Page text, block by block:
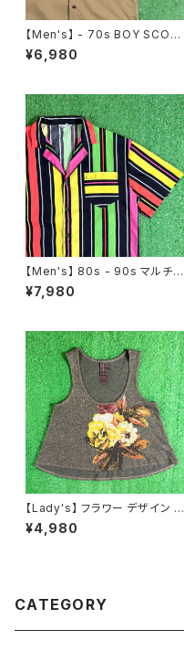
【Men's】 - 70s BOY SCOU
T OF AMERICA 開襟 シャツ /
70年代 シャツ 半袖 古着 メン
¥6,980
【Men's】 80s - 90s マルチカ
ラー ストライプ 開襟 シャツ / 8
0年代 90年代 半袖 メンズ カラ
¥7,980
【Lady's】 フラワー デザイン ラ
メ入り タンクトップ / アメリカ製
USA製 古着 レディース キャミ
¥4,980
CATEGORY